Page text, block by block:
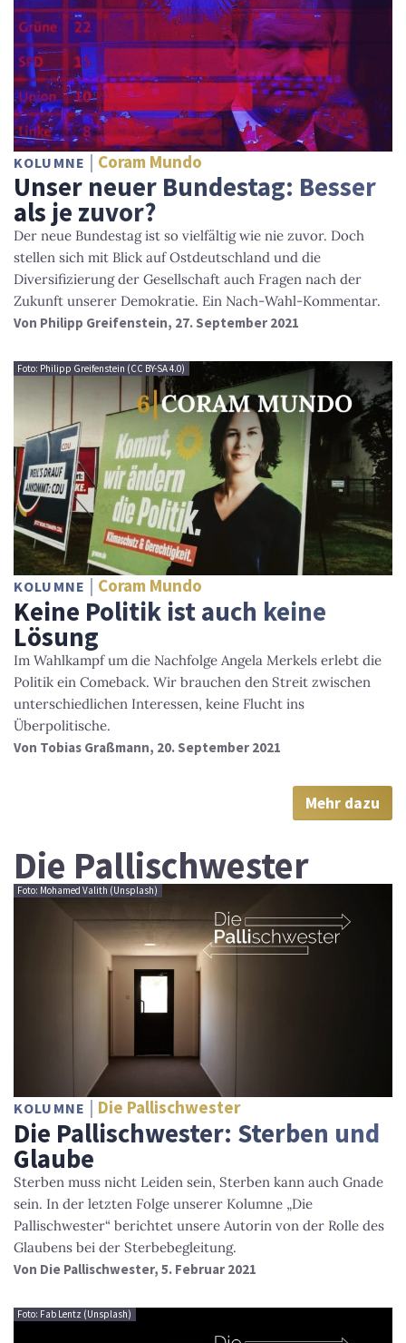
KOLUMNE Coram Mundo
Unser neuer Bundestag: Besser
als je zuvor?
Der neue Bundestag ist so vielfältig wie nie zuvor. Doch
stellen sich mit Blick auf Ostdeutschland und die
Diversifizierung der Gesellschaft auch Fragen nach der
Zukunft unserer Demokratie. Ein Nach-Wahl-Kommentar.
Von Philipp Greifenstein, 27. September 2021
Foto: Philipp Greifenstein (CC BY-SA 4.0)
KOLUMNE Coram Mundo
Keine Politik ist auch keine
Lösung
Im Wahlkampf um die Nachfolge Angela Merkels erlebt die
Politik ein Comeback. Wir brauchen den Streit zwischen
unterschiedlichen Interessen, keine Flucht ins
Überpolitische.
Von Tobias Graßmann, 20. September 2021
Mehr dazu
Die Pallischwester
Foto: Mohamed Valith (Unsplash)
KOLUMNE Die Pallischwester
Die Pallischwester: Sterben und
Glaube
Sterben muss nicht Leiden sein, Sterben kann auch Gnade
sein. In der letzten Folge unserer Kolumne „Die
Pallischwester“ berichtet unsere Autorin von der Rolle des
Glaubens bei der Sterbebegleitung.
Von Die Pallischwester, 5. Februar 2021
Foto: Fab Lentz (Unsplash)